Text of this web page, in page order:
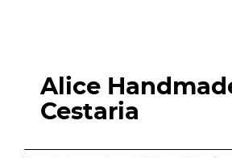
Alice
Cestaria